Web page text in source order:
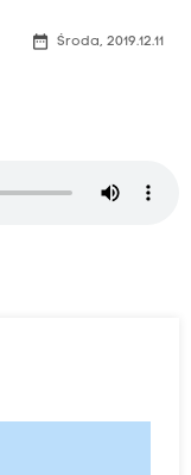
date_range Środa, 2019.12.11